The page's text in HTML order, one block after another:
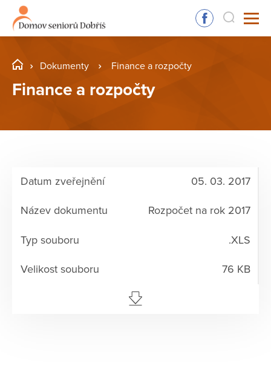
Dokumenty Finance a rozpočty
Finance a rozpočty
05. 03. 2017
Rozpočet na rok 2017
.XLS
76 KB